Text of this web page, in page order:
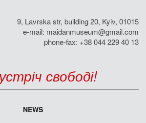
9, Lavrska str, building 20, Kyiv, 01015
e-mail: maidanmuseum@gmail.com
phone-fax: +38 044 229 40 13
свободі!
NEWS